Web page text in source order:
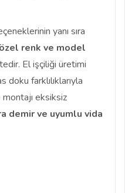
yanı sıra
özel renk ve model
El işçiliği üretimi
farklılıklarıyla
eksiksiz
demir ve uyumlu vida